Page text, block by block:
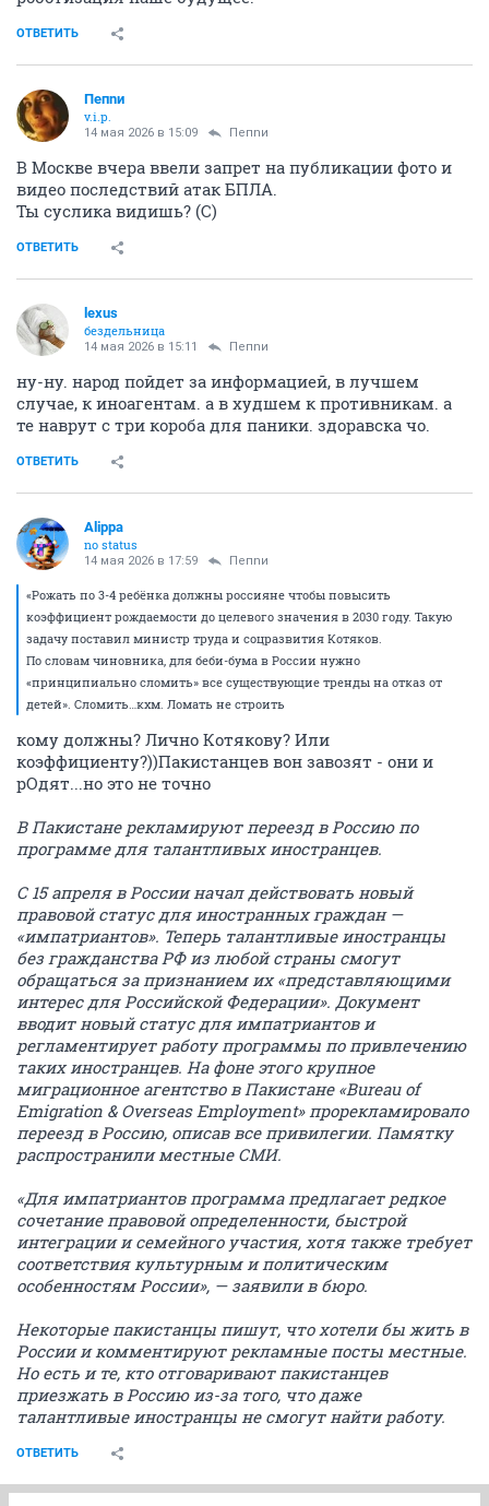
ОТВЕТИТЬ
Пепnи
v.i.p.
14 мая 2026 в 15:09 Пепnи
В Москве вчера ввели запрет на публикации фото и
видео последствий атак БПЛА.
Ты суслика видишь? (С)
ОТВЕТИТЬ
lexus
бездельница
14 мая 2026 в 15:11 Пепnи
ну-ну. народ пойдет за информацией, в лучшем
случае, к иноагентам. а в худшем к противникам. а
те наврут с три короба для паники. здоравска чо.
ОТВЕТИТЬ
Alippa
no status
14 мая 2026 в 17:59 Пепnи
«Рожать по 3-4 ребёнка должны россияне чтобы повысить
коэффициент рождаемости до целевого значения в 2030 году. Такую
задачу поставил министр труда и соцразвития Котяков.
По словам чиновника, для беби-бума в России нужно
«принципиально сломить» все существующие тренды на отказ от
детей». Сломить…кхм. Ломать не строить
кому должны? Лично Котякову? Или
коэффициенту?))Пакистанцев вон завозят - они и
рОдят...но это не точно
В Пакистане рекламируют переезд в Россию по
программе для талантливых иностранцев.
С 15 апреля в России начал действовать новый
правовой статус для иностранных граждан —
«импатриантов». Теперь талантливые иностранцы
без гражданства РФ из любой страны смогут
обращаться за признанием их «представляющими
интерес для Российской Федерации». Документ
вводит новый статус для импатриантов и
регламентирует работу программы по привлечению
таких иностранцев. На фоне этого крупное
миграционное агентство в Пакистане «Bureau of
Emigration & Overseas Employment» прорекламировало
переезд в Россию, описав все привилегии. Памятку
распространили местные СМИ.
«Для импатриантов программа предлагает редкое
сочетание правовой определенности, быстрой
интеграции и семейного участия, хотя также требует
соответствия культурным и политическим
особенностям России», — заявили в бюро.
Некоторые пакистанцы пишут, что хотели бы жить в
России и комментируют рекламные посты местные.
Но есть и те, кто отговаривают пакистанцев
приезжать в Россию из-за того, что даже
талантливые иностранцы не смогут найти работу.
ОТВЕТИТЬ